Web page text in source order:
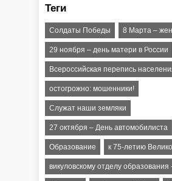
Теги
Солдаты Победы 8 Марта –
29 ноября – день матери в России
Всероссийская перепись
остогрожно: мошенники!
Служат наши земляки
27 октября – День автомобилиста
Образование к 75-летию
викуловскому отделу образования